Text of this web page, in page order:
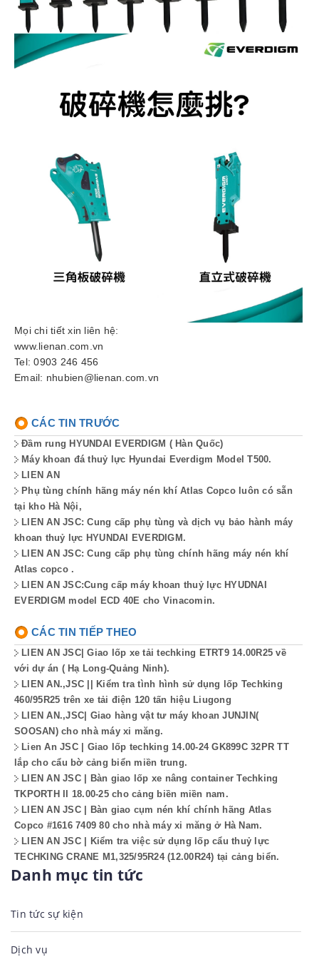
Mọi chi tiết xin liên hệ:
www.lienan.com.vn
Tel: 0903 246 456
Email: nhubien@lienan.com.vn
CÁC TIN TRƯỚC
Đầm rung HYUNDAI EVERDIGM ( Hàn Quốc)
Máy khoan đá thuỷ lực Hyundai Everdigm Model T500.
LIEN AN
Phụ tùng chính hãng máy nén khí Atlas Copco luôn có sẵn
tại kho Hà Nội,
LIEN AN JSC: Cung cấp phụ tùng và dịch vụ bảo hành máy
khoan thuỷ lực HYUNDAI EVERDIGM.
LIEN AN JSC: Cung cấp phụ tùng chính hãng máy nén khí
Atlas copco .
LIEN AN JSC:Cung cấp máy khoan thuỷ lực HYUDNAI
EVERDIGM model ECD 40E cho Vinacomin.
CÁC TIN TIẾP THEO
LIEN AN JSC| Giao lốp xe tải techking ETRT9 14.00R25 về
với dự án ( Hạ Long-Quảng Ninh).
LIEN AN.,JSC || Kiểm tra tình hình sử dụng lốp Techking
460/95R25 trên xe tải điện 120 tấn hiệu Liugong
LIEN AN.,JSC| Giao hàng vật tư máy khoan JUNJIN(
SOOSAN) cho nhà máy xi măng.
Lien An JSC | Giao lốp techking 14.00-24 GK899C 32PR TT
lắp cho cẩu bờ cảng biển miền trung.
LIEN AN JSC | Bàn giao lốp xe nâng container Techking
TKPORTH II 18.00-25 cho cảng biền miền nam.
LIEN AN JSC | Bàn giao cụm nén khí chính hãng Atlas
Copco #1616 7409 80 cho nhà máy xi măng ở Hà Nam.
LIEN AN JSC | Kiểm tra việc sử dụng lốp cẩu thuỷ lực
TECHKING CRANE M1,325/95R24 (12.00R24) tại cảng biển.
Danh mục tin tức
Tin tức sự kiện
Dịch vụ